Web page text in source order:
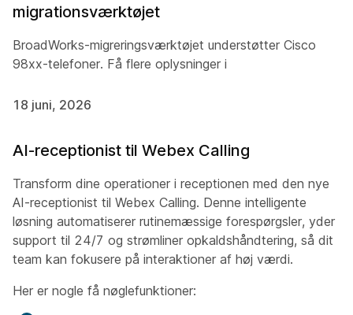
migrationsværktøjet
BroadWorks-migreringsværktøjet understøtter Cisco
98xx-telefoner. Få flere oplysninger i
18 juni, 2026
AI-receptionist til Webex Calling
Transform dine operationer i receptionen med den nye
AI-receptionist til Webex Calling. Denne intelligente
løsning automatiserer rutinemæssige forespørgsler, yder
support til 24/7 og strømliner opkaldshåndtering, så dit
team kan fokusere på interaktioner af høj værdi.
Her er nogle få nøglefunktioner: